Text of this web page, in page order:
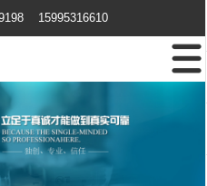
15995316610